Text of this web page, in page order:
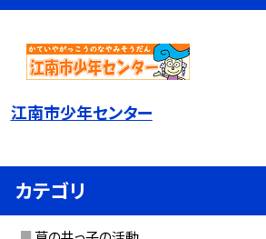
江南市少年センター
カテゴリ